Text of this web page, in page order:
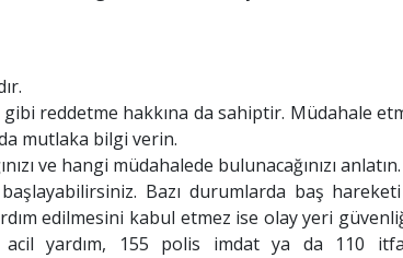
reddetme hakkına da sahiptir. Müdahale
mutlaka bilgi verin.
ve hangi müdahalede bulunacağınızı anlatın.
Bazı durumlarda baş
edilmesini kabul etmez ise olay yeri
acil yardım, 155 polis imdat ya da 110